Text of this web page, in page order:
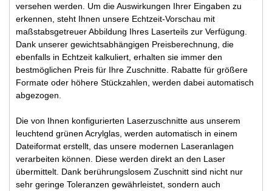
versehen werden. Um die Auswirkungen Ihrer Eingaben zu
erkennen, steht Ihnen unsere Echtzeit-Vorschau mit
maßstabsgetreuer Abbildung Ihres Laserteils zur Verfügung.
Dank unserer gewichtsabhängigen Preisberechnung, die
ebenfalls in Echtzeit kalkuliert, erhalten sie immer den
bestmöglichen Preis für Ihre Zuschnitte. Rabatte für größere
Formate oder höhere Stückzahlen, werden dabei automatisch
abgezogen.
Die von Ihnen konfigurierten Laserzuschnitte aus unserem
leuchtend grünen Acrylglas, werden automatisch in einem
Dateiformat erstellt, das unsere modernen Laseranlagen
verarbeiten können. Diese werden direkt an den Laser
übermittelt. Dank berührungslosem Zuschnitt sind nicht nur
sehr geringe Toleranzen gewährleistet, sondern auch